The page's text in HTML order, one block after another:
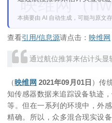
本摘要由 AI 自动生成，可能与原文存
查看引用/信息源请点击： 映维网
通过航位推算来估计头显
（映维网 2021年09月01日 ）传
知传感器数据来追踪设备轨迹
等。但在一系列的环境中，外
精确。所以，众多混合现实设
映维网（